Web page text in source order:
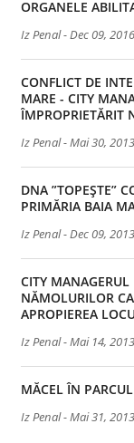
ORGANELE
Iz Penal-Dec 09, 2016
CONFLICT DE
MARE - CITY
ÎMPROPRIETĂRIT
Iz Penal-Mai 30, 2013
DNA ”TOPEȘTE”
PRIMĂRIA BAIA
Iz Penal-Dec 09, 2013
CITY
NĂMOLURILOR
APROPIEREA
Iz Penal-Mai 14, 2013
MĂCEL ÎN
Iz Penal-Mai 31, 2013